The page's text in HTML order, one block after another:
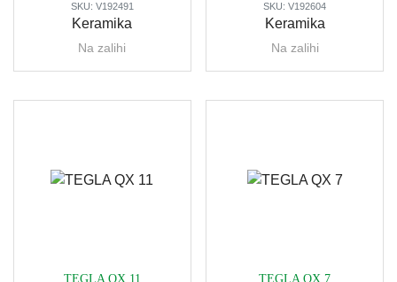
SKU: V192491
Keramika
Na zalihi
SKU:V192604
Keramika
Na zalihi
TEGLA QX 11 TEGLA QX 7